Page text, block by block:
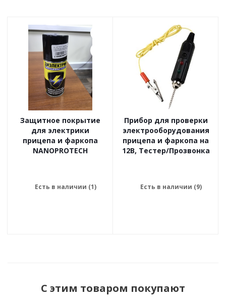
Защитное покрытие
для электрики
прицепа и фаркопа
NANOPROTECH
Есть в наличии (1)
Прибор для проверки
электрооборудования
прицепа и фаркопа на
12В, Тестер/Прозвонка
Есть в наличии (9)
С этим товаром покупают